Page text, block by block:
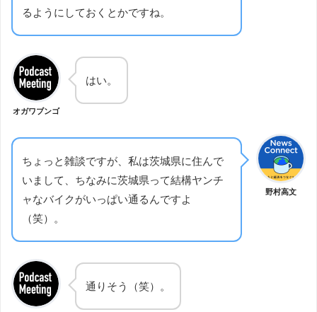
るようにしておくとかですね。
オガワブンゴ
はい。
野村高文
ちょっと雑談ですが、私は茨城県に住んで
いまして、ちなみに茨城県って結構ヤンチ
ャなバイクがいっぱい通るんですよ
（笑）。
通りそう（笑）。